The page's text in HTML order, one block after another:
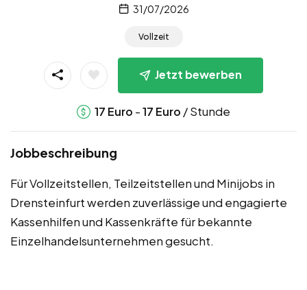
31/07/2026
Vollzeit
Jetzt bewerben
17 Euro -17 Euro / Stunde
Jobbeschreibung
Für Vollzeitstellen, Teilzeitstellen und Minijobs in
Drensteinfurt werden zuverlässige und engagierte
Kassenhilfen und Kassenkräfte für bekannte
Einzelhandelsunternehmen gesucht.